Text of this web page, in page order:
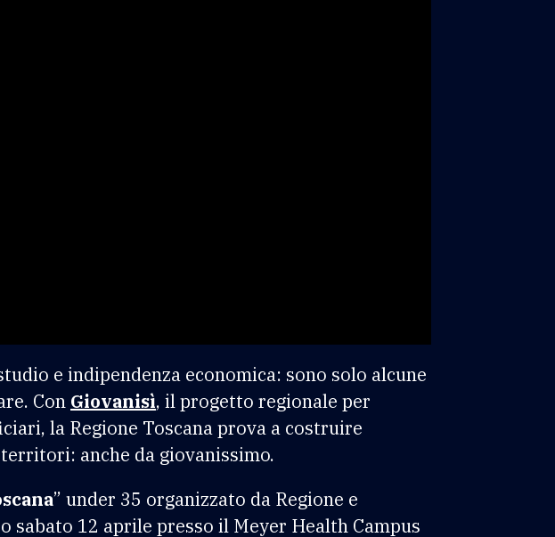
e indipendenza economica: sono solo alcune
Con Giovanisì, il progetto regionale per
la Regione Toscana prova a costruire
anche da giovanissimo.
” under 35 organizzato da Regione e
sabato 12 aprile presso il Meyer Health Campus